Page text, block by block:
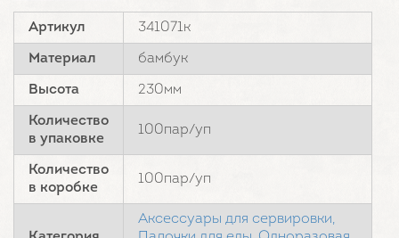
Артикул 341071к
Материал бамбук
Высота 230мм
Количество
в упаковке
100пар/уп
Количество
в коробке
100пар/уп
Аксессуары для сервировки,